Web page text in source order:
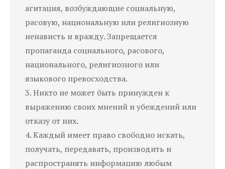
агитация, возбуждающие социальную,
расовую, национальную или религиозную
ненависть и вражду. Запрещается
пропаганда социального, расового,
национального, религиозного или
языкового превосходства.
3. Никто не может быть принужден к
выражению своих мнений и убеждений или
отказу от них.
4. Каждый имеет право свободно искать,
получать, передавать, производить и
распространять информацию любым